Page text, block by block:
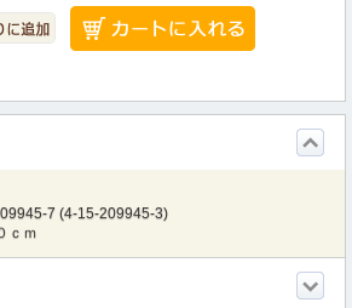
7 (4-15-209945-3)
ｃｍ